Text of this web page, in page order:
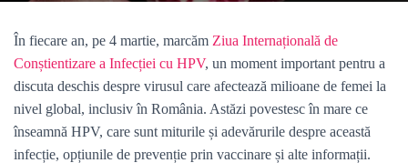
În fiecare an, pe 4 martie, marcăm Ziua Internațională de
Conștientizare a Infecției cu HPV, un moment important pentru a
discuta deschis despre virusul care afectează milioane de femei la
nivel global, inclusiv în România. Astăzi povestesc în mare ce
înseamnă HPV, care sunt miturile și adevărurile despre această
infecție, opțiunile de prevenție prin vaccinare și alte informații.